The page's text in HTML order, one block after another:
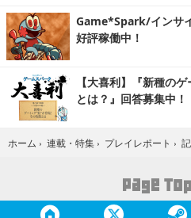
Game*Spark/インサ
好評稼働中！
【大喜利】『新種の
とは？』回答募集中！
ホーム › 連載・特集 › プレイレポート ›